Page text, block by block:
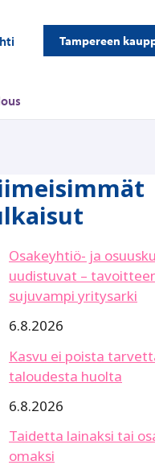
Tampereen
Osakeyhtiö- ja
uudistuvat –
sujuvampi yritysarki
6.8.2026
Kasvu ei poista
taloudesta huolta
6.8.2026
Taidetta lainaksi tai
omaksi